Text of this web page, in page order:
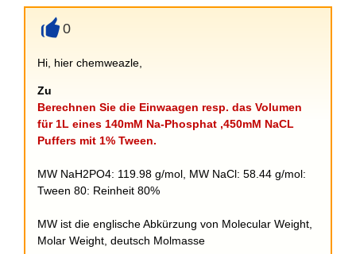
0
Hi, hier chemweazle,
Zu
Berechnen Sie die Einwaagen resp. das Volumen
für 1L eines 140mM Na-Phosphat ,450mM NaCL
Puffers mit 1% Tween.
MW NaH2PO4: 119.98 g/mol, MW NaCl: 58.44 g/mol:
Tween 80: Reinheit 80%
MW ist die englische Abkürzung von Molecular Weight,
Molar Weight, deutsch Molmasse